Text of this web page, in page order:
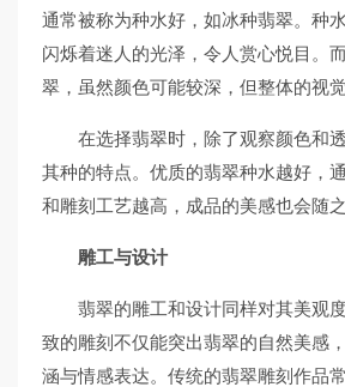
通常被称为种水好，如冰种翡翠。种
闪烁着迷人的光泽，令人赏心悦目。
翠，虽然颜色可能较深，但整体的视
在选择翡翠时，除了观察颜色和
其种的特点。优质的翡翠种水越好，
和雕刻工艺越高，成品的美感也会随之
雕工与设计
翡翠的雕工和设计同样对其美观
致的雕刻不仅能突出翡翠的自然美感
涵与情感表达。传统的翡翠雕刻作品